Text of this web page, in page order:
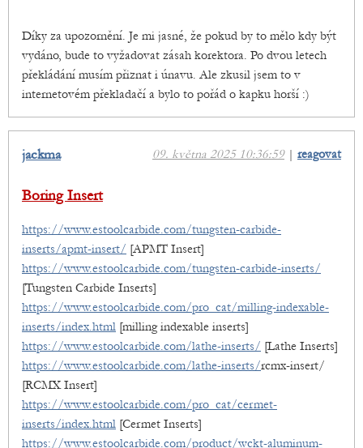
Díky za upozornění. Je mi jasné, že pokud by to mělo kdy být
vydáno, bude to vyžadovat zásah korektora. Po dvou letech
překládání musím přiznat i únavu. Ale zkusil jsem to v
internetovém překladačí a bylo to pořád o kapku horší :)
09. května 2025 10:36:59| reagovat
jackma
Boring Insert
https://www.estoolcarbide.com/tungsten-carbide-
inserts/apmt-insert/ [APMT Insert]
https://www.estoolcarbide.com/tungsten-carbide-inserts/
[Tungsten Carbide Inserts]
https://www.estoolcarbide.com/pro_cat/milling-indexable-
inserts/index.html [milling indexable inserts]
https://www.estoolcarbide.com/lathe-inserts/ [Lathe Inserts]
https://www.estoolcarbide.com/lathe-inserts/rcmx-insert/
[RCMX Insert]
https://www.estoolcarbide.com/pro_cat/cermet-
inserts/index.html [Cermet Inserts]
https://www.estoolcarbide.com/product/wckt-aluminum-